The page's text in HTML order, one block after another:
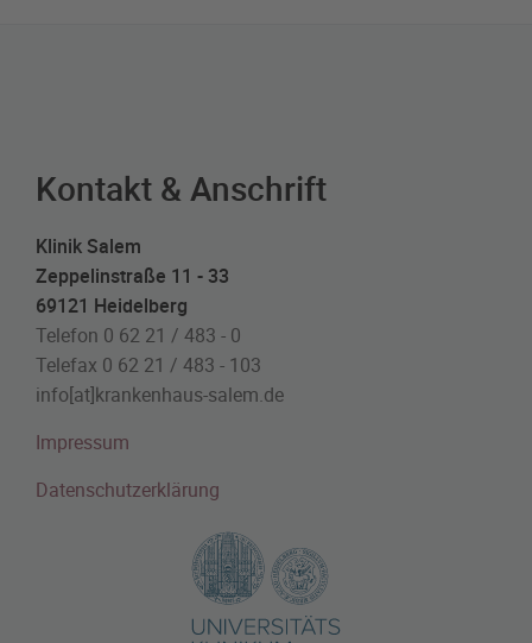
Kontakt & Anschrift
Klinik Salem
Zeppelinstraße 11 - 33
69121 Heidelberg
Telefon 0 62 21 / 483 - 0
Telefax 0 62 21 / 483 - 103
info[at]krankenhaus-salem.de
Impressum
Datenschutzerklärung